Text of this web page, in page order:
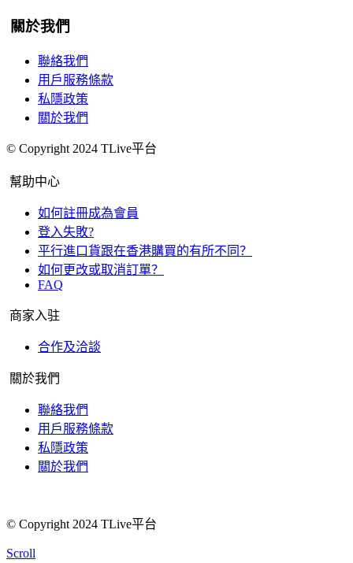
關於我們
聯絡我們
用戶服務條款
私隱政策
關於我們
© Copyright 2024 TLive平台
幫助中心
如何註冊成為會員
登入失敗?
平行進口貨跟在香港購買的有所不同？
如何更改或取消訂單？
FAQ
商家入驻
合作及洽談
關於我們
聯絡我們
用戶服務條款
私隱政策
關於我們
© Copyright 2024 TLive平台
Scroll